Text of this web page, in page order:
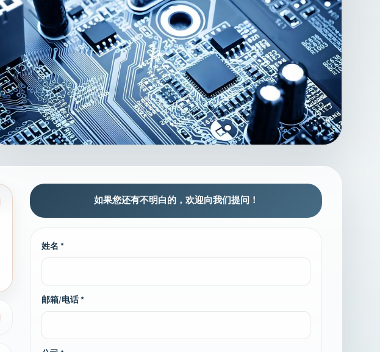
如果您还有不明白的，欢迎向我们提问！
姓名 *
邮箱/电话 *